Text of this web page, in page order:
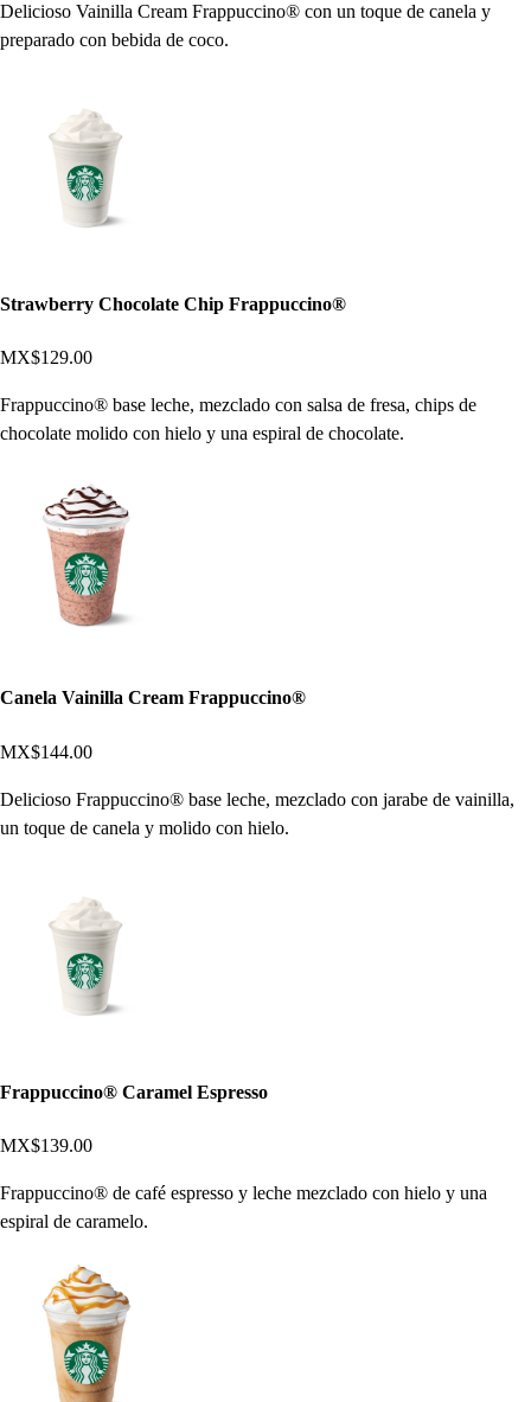
Delicioso Vainilla Cream Frappuccino® con un toque de canela y
preparado con bebida de coco.
Strawberry Chocolate Chip Frappuccino®
MX$129.00
Frappuccino® base leche, mezclado con salsa de fresa, chips de
chocolate molido con hielo y una espiral de chocolate.
Canela Vainilla Cream Frappuccino®
MX$144.00
Delicioso Frappuccino® base leche, mezclado con jarabe de vainilla,
un toque de canela y molido con hielo.
Frappuccino® Caramel Espresso
MX$139.00
Frappuccino® de café espresso y leche mezclado con hielo y una
espiral de caramelo.